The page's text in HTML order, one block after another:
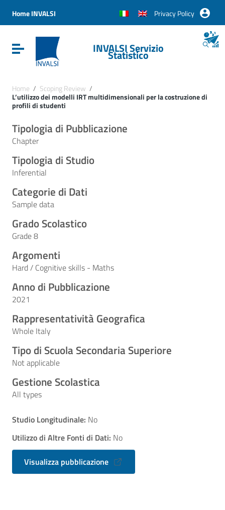
Vai al menu di navigazione
Vai al footer
Home INVALSI Privacy Policy
Attiva / disattiva la navigazioneINVALSI Servizio
Statistico
Home / Scoping Review /
L’utilizzo dei modelli IRT multidimensionali per la costruzione di
profili di studenti
Tipologia di Pubblicazione
Chapter
Tipologia di Studio
Inferential
Categorie di Dati
Sample data
Grado Scolastico
Grade 8
Argomenti
Hard / Cognitive skills - Maths
Anno di Pubblicazione
2021
Rappresentatività Geografica
Whole Italy
Tipo di Scuola Secondaria Superiore
Not applicable
Gestione Scolastica
All types
Studio Longitudinale: No
Utilizzo di Altre Fonti di Dati: No
Visualizza pubblicazione